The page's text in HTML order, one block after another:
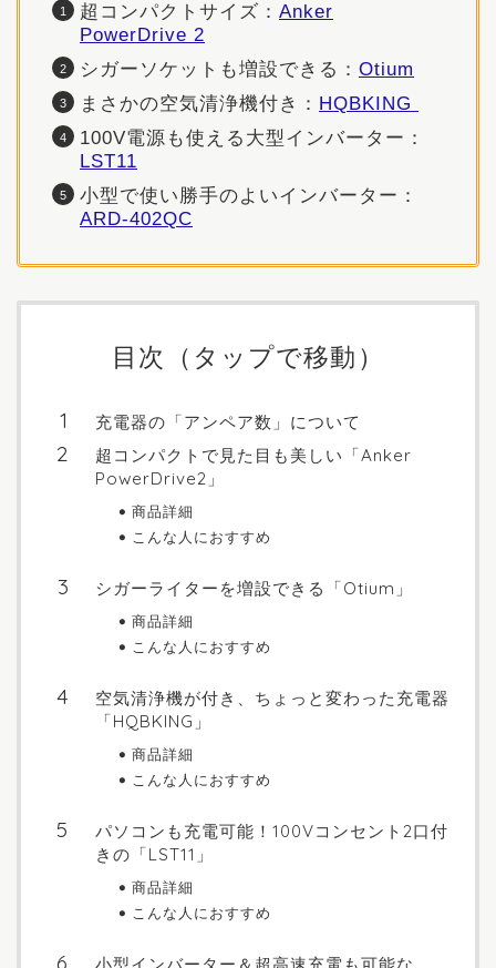
超コンパクトサイズ： Anker
PowerDrive 2
シガーソケットも増設できる： Otium
まさかの空気清浄機付き： HQBKING
100V電源も使える大型インバーター：
LST11
小型で使い勝手のよいインバーター：
ARD-402QC
目次（タップで移動）
充電器の「アンペア数」について
超コンパクトで見た目も美しい「Anker
PowerDrive2」
商品詳細
こんな人におすすめ
シガーライターを増設できる「Otium」
商品詳細
こんな人におすすめ
空気清浄機が付き、ちょっと変わった充電器
「HQBKING」
商品詳細
こんな人におすすめ
パソコンも充電可能！100Vコンセント2口付
きの「LST11」
商品詳細
こんな人におすすめ